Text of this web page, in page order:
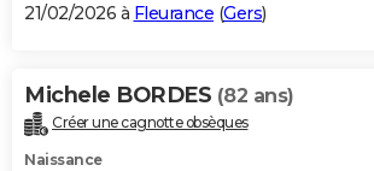
21/02/2026 à Fleurance (Gers)
Michele BORDES (82 ans)
Créer une cagnotte obsèques
Naissance